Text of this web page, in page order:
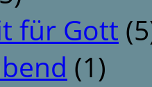
für Gott
(1)